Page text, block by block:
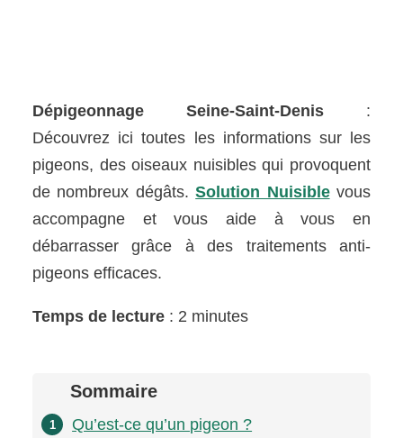
Dépigeonnage Seine-Saint-Denis :
Découvrez ici toutes les informations sur les
pigeons, des oiseaux nuisibles qui provoquent
de nombreux dégâts.Solution Nuisiblevous
accompagne et vous aide à vous en
débarrasser grâce à des traitements anti-
pigeons efficaces.
Temps de lecture : 2 minutes
Sommaire
1 Qu’est-ce qu’un pigeon ?